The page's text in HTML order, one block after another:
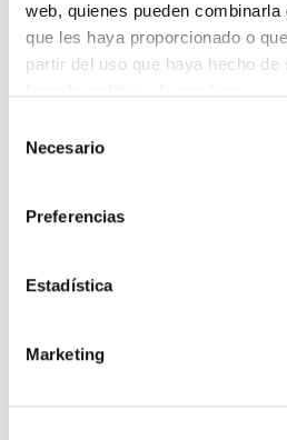
web, quienes pueden
que les haya proporcionado o
partir del uso que haya hecho
Necesario
Preferencias
Estadística
Marketing
Bideo hau ikusi ahal izateko
Video realizado por el
migrante. Delegadas de ELA
condiciones de trabajo y vida.